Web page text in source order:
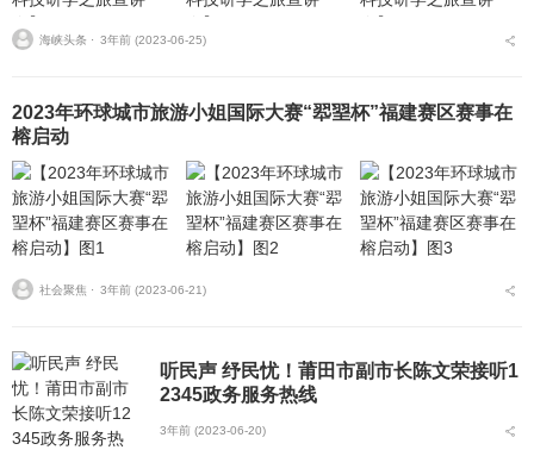
海峡头条 ⋅ 3年前 (2023-06-25)
2023年环球城市旅游小姐国际大赛“翆䍿杯”福建赛区赛事在
榕启动
社会聚焦 ⋅ 3年前 (2023-06-21)
听民声 纾民忧！莆田市副市长陈文荣接听1
2345政务服务热线
3年前 (2023-06-20)